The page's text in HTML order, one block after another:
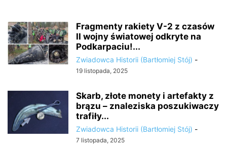
Fragmenty rakiety V-2 z czasów
II wojny światowej odkryte na
Podkarpaciu!...
Zwiadowca Historii (Bartłomiej Stój) -
19 listopada, 2025
Skarb, złote monety i artefakty z
brązu – znaleziska poszukiwaczy
trafiły...
Zwiadowca Historii (Bartłomiej Stój) -
7 listopada, 2025